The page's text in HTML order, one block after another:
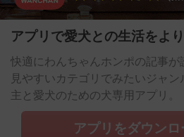
アプリで愛犬との生活をより
快適にわんちゃんホンポの記事が
見やすいカテゴリでみたいジャ
主と愛犬のための犬専用アプリ。
アプリをダウン